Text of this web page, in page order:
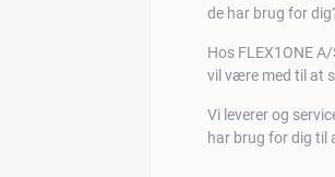
de har brug for
Hos FLEX1ONE
vil være med til at
Vi leverer og
har brug for dig til